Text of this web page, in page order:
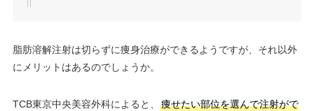
脂肪溶解注射は切らずに痩身治療ができるようですが、それ以外
にメリットはあるのでしょうか。
TCB東京中央美容外科によると、
痩せたい部位を選んで注射がで